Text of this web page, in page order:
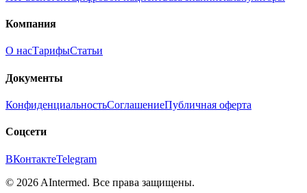
Компания
О насТарифыСтатьи
Документы
КонфиденциальностьСоглашениеПубличная оферта
Соцсети
ВКонтактеTelegram
© 2026 AIntermed. Все права защищены.